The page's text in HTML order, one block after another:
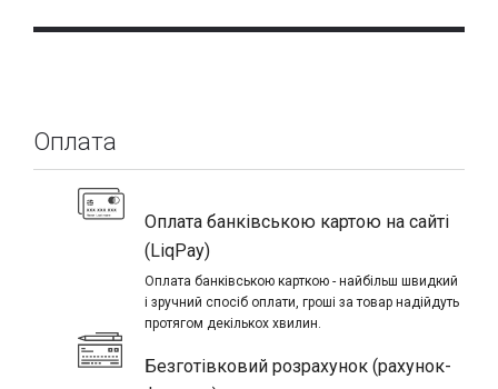
Оплата
Оплата банківською картою на сайті
(LiqPay)
Оплата банківською карткою - найбільш швидкий
і зручний спосіб оплати, гроші за товар надійдуть
протягом декількох хвилин.
Безготівковий розрахунок (рахунок-